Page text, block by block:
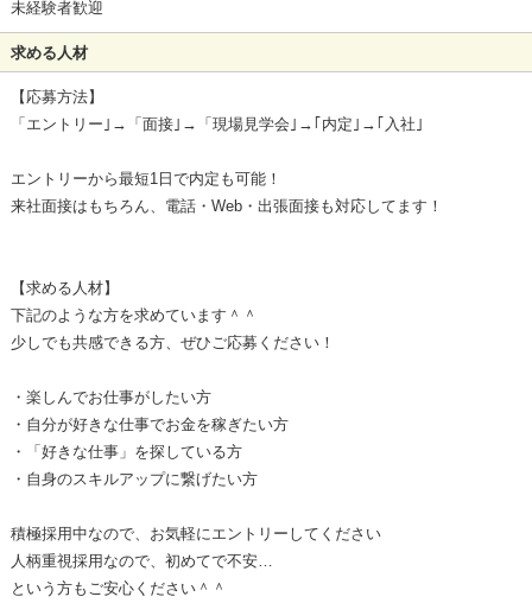
未経験者歓迎
求める人材
【応募方法】
「エントリー｣→「面接｣→「現場見学会｣→｢内定｣→｢入社｣
エントリーから最短1日で内定も可能！
来社面接はもちろん、電話・Web・出張面接も対応してます！
【求める人材】
下記のような方を求めています＾＾
少しでも共感できる方、ぜひご応募ください！
・楽しんでお仕事がしたい方
・自分が好きな仕事でお金を稼ぎたい方
・「好きな仕事」を探している方
・自身のスキルアップに繋げたい方
積極採用中なので、お気軽にエントリーしてください
人柄重視採用なので、初めてで不安…
という方もご安心ください＾＾